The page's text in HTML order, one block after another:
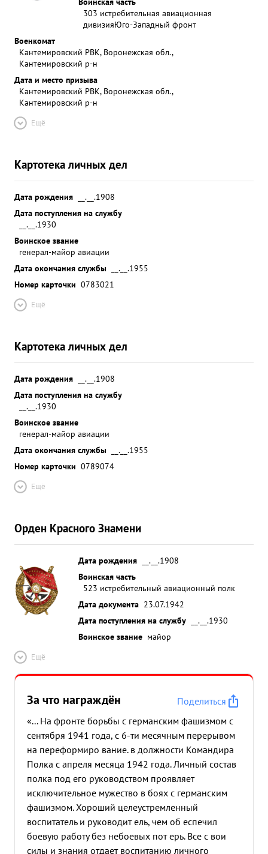
303 истребительная авиационная
дивизияЮго-Западный фронт
Военкомат
Кантемировский РВК, Воронежская обл.,
Кантемировский р-н
Дата и место призыва
Кантемировский РВК, Воронежская обл.,
Кантемировский р-н
Ещё
Картотека личных дел
Дата рождения
__.__.1908
Дата поступления на службу
__.__.1930
Воинское звание
генерал-майор авиации
Дата окончания службы
__.__.1955
Номер карточки 0783021
Ещё
Картотека личных дел
Дата рождения
__.__.1908
Дата поступления на службу
__.__.1930
Воинское звание
генерал-майор авиации
Дата окончания службы
__.__.1955
Номер карточки 0789074
Ещё
Орден Красного Знамени
Дата рождения
__.__.1908
Воинская часть
523 истребительный авиационный полк
Дата документа 23.07.1942
Дата поступления на службу
__.__.1930
Воинское звание майор
Ещё
За что награждён
Поделиться
«... На фронте борьбы с германским фашизмом с
сентября 1941 года, с 6-ти месячным перерывом
на переформиро вание. в должности Командира
Полка с апреля месяца 1942 года. Личный состав
полка под его руководством проявляет
исключительное мужество в боях с германским
фашизмом. Хороший целеустремленный
воспитатель и руководит ель, чем об еспечил
боевую работу без небоевых пот ерь. Все с вои
силы и знания отдает воспитанию личного